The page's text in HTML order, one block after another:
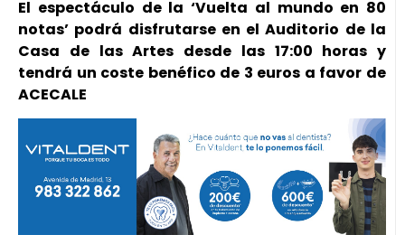
El espectáculo de la ‘Vuelta al mundo en 80
notas’ podrá disfrutarse en el Auditorio de la
Casa de las Artes desde las 17:00 horas y
tendrá un coste benéfico de 3 euros a favor de
ACECALE